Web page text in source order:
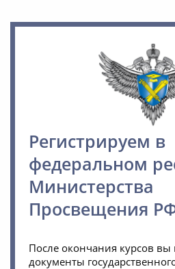
Регистрируем в
федеральном
Министерства
Просвещения
После окончания курсов вы
документы